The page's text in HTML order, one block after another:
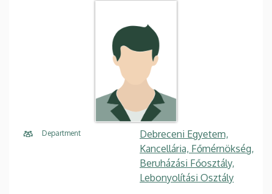
Department
Debreceni Egyetem,
Kancellária, Főmérnökség,
Beruházási Főosztály,
Lebonyolítási Osztály